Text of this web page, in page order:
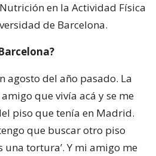
en la Actividad Física
de Barcelona.
agosto del año pasado. La
que vivía acá y se me
piso que tenía en Madrid.
que buscar otro piso
tortura’. Y mi amigo me